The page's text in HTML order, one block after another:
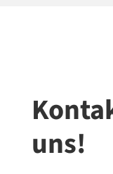
uns!